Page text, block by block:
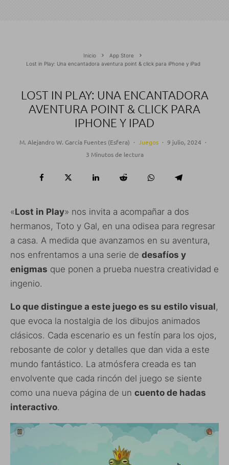
Inicio
App Store
Lost in Play: Una encantadora aventura point & click para iPhone y iPad
LOST IN PLAY: UNA ENCANTADORA
AVENTURA POINT & CLICK PARA
IPHONE Y IPAD
M. Alejandro W. García Fuentes (Esfera) · Juegos · 9 julio, 2024 ·
3 Minutos de lectura
«Lost in Play» nos invita a acompañar a dos
hermanos, Toto y Gal, en una odisea para regresar
a casa. A medida que avanzamos en su aventura,
nos enfrentamos a una serie de desafíos y
enigmas que ponen a prueba nuestra creatividad e
ingenio.
Lo que distingue a este juego es su estilo visual,
que evoca la nostalgia de los dibujos animados
clásicos. Cada escenario es un festín para los ojos,
rebosante de color y detalles que dan vida a este
mundo fantástico. La atmósfera creada es tan
envolvente que cada rincón del juego se siente
como una nueva página de un cuento de hadas
interactivo.